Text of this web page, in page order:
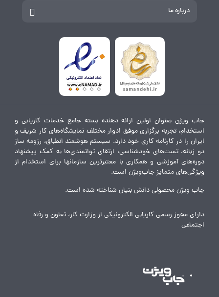
درباره ما
جاب ویژن بعنوان اولین ارائه دهنده بسته جامع خدمات کاریابی و
استخدام، تجربه برگزاری موفق ادوار مختلف نمایشگاه‌های کار شریف و
ایران را در کارنامه کاری خود دارد. سیستم هوشمند انطباق، رزومه ساز
دو زبانه، تست‌های خودشناسی، ارتقای توانمندی‌ها به کمک پیشنهاد
دوره‌های آموزشی و همکاری با معتبرترین سازمانها برای استخدام از
ویژگی‌های متمایز جاب‌ویژن است.
جاب ویژن محصولی دانش بنیان شناخته شده است.
دارای مجوز رسمی کاریابی الکترونیکی از وزارت کار، تعاون و رفاه
اجتماعی